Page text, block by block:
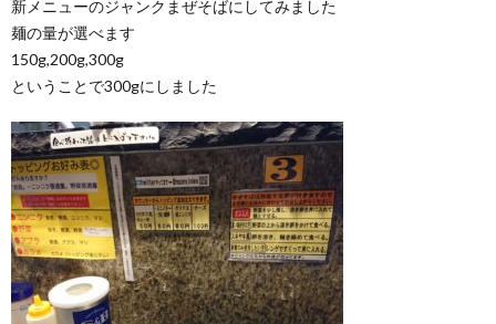
新メニューのジャンクまぜそばにしてみました
麺の量が選べます
150g,200g,300g
ということで300gにしました